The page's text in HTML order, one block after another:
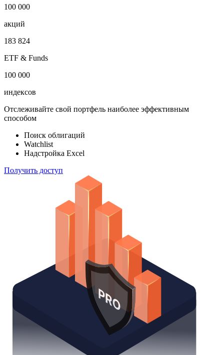
1 000 000
облигаций
100 000
акций
183 824
ETF & Funds
100 000
Отслеживайте свой портфель наиболее эффективным
способом
Поиск облигаций
Надстройка Excel
Получить доступ